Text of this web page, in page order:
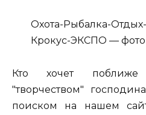
Охота-Рыбалка-
Крокус-ЭКСПО —
Кто хочет поближе
"творчеством"
поиском на нашем